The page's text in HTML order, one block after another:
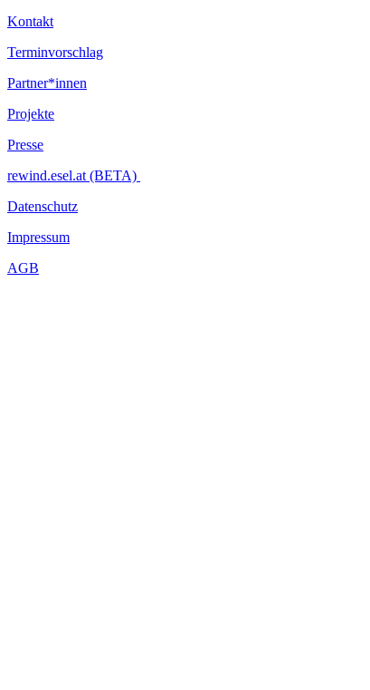
Kontakt
Terminvorschlag
Partner*innen
Projekte
Presse
rewind.esel.at (BETA)
Datenschutz
Impressum
AGB